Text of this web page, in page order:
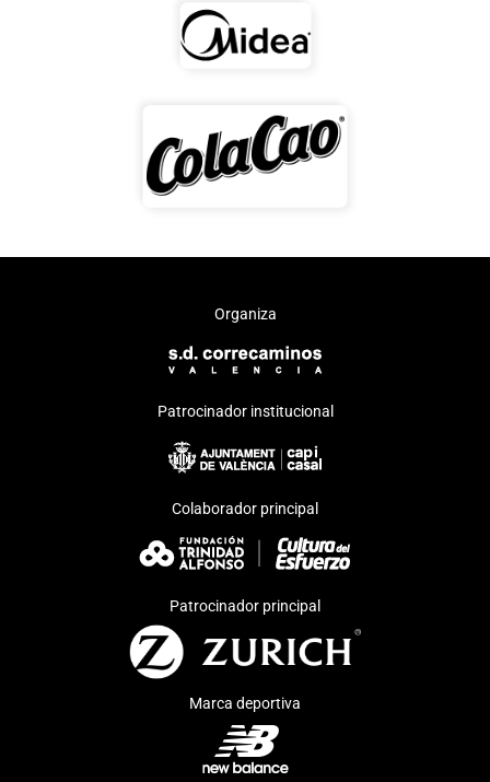
Organiza
Patrocinador institucional
Colaborador principal
Patrocinador principal
Marca deportiva